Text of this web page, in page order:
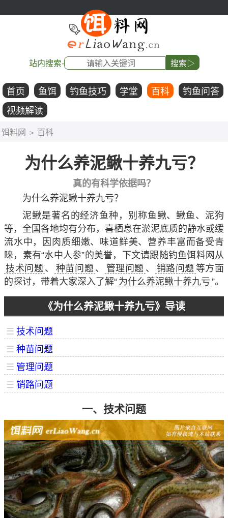
站内搜索- 搜索▷
首页 鱼饵 钓鱼技巧 学堂 百科
钓鱼问答
视频解读
饵料网 > 百科
为什么养泥鳅十养九亏？
真的有科学依据吗？
为什么养泥鳅十养九亏？
泥鳅是著名的经济鱼种，别称鱼鳅、鳅鱼、泥狗
等，全国各地均有分布，喜栖息在淤泥底质的静水或缓
流水中，因肉质细嫩、味道鲜美、营养丰富而备受青
睐，素有“水中人参”的美誉，下文请跟随钓鱼饵料网从
技术问题 、 种苗问题 、 管理问题 、 销路问题 等方面
的探讨，带着大家深入了解“ 为什么养泥鳅十养九亏 ”。
《为什么养泥鳅十养九亏》导读
☰ 技术问题
☰ 种苗问题
☰ 管理问题
☰ 销路问题
一、技术问题